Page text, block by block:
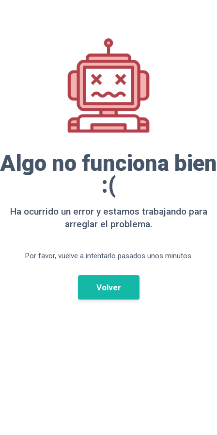
Algo no funciona bien
:(
Ha ocurrido un error y estamos trabajando para
arreglar el problema.
Por favor, vuelve a intentarlo pasados unos minutos.
Volver